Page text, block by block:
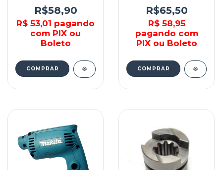
R$58,90
R$ 53,01 pagando
com PIX ou
Boleto
R$65,50
R$ 58,95
pagando com
PIX ou Boleto